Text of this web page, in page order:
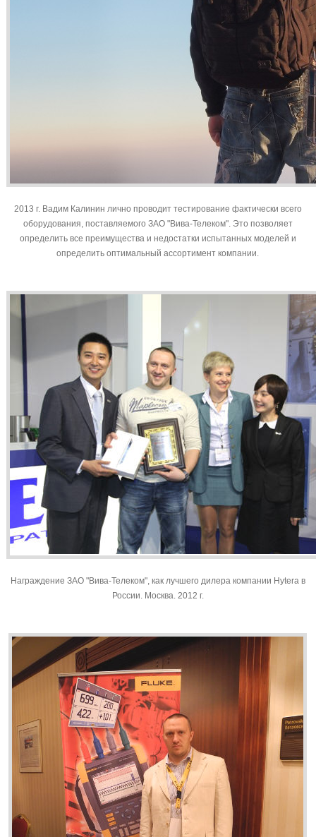
2013 г. Вадим Калинин лично проводит тестирование фактически всего
оборудования, поставляемого ЗАО "Вива-Телеком". Это позволяет
определить все преимущества и недостатки испытанных моделей и
определить оптимальный ассортимент компании.
Награждение ЗАО "Вива-Телеком", как лучшего дилера компании Hytera в
России. Москва. 2012 г.